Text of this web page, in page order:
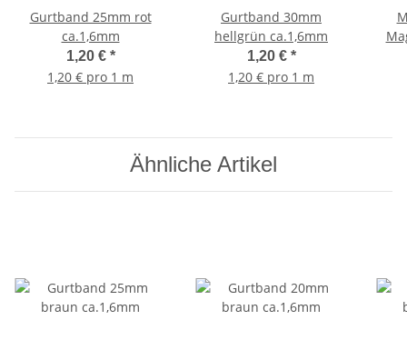
Gurtband 25mm rot
ca.1,6mm
1,20 € *
1,20 € pro 1 m
Gurtband 30mm
hellgrün ca.1,6mm
1,20 € *
1,20 € pro 1 m
Ähnliche Artikel